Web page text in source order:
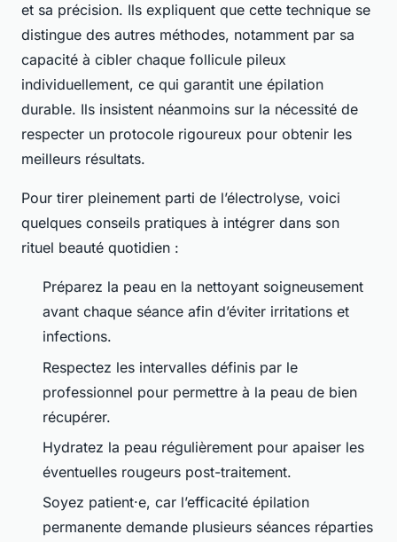
et sa précision. Ils expliquent que cette technique se
distingue des autres méthodes, notamment par sa
capacité à cibler chaque follicule pileux
individuellement, ce qui garantit une épilation
durable. Ils insistent néanmoins sur la nécessité de
respecter un protocole rigoureux pour obtenir les
meilleurs résultats.
Pour tirer pleinement parti de l’électrolyse, voici
quelques conseils pratiques à intégrer dans son
rituel beauté quotidien :
Préparez la peau en la nettoyant soigneusement
avant chaque séance afin d’éviter irritations et
infections.
Respectez les intervalles définis par le
professionnel pour permettre à la peau de bien
récupérer.
Hydratez la peau régulièrement pour apaiser les
éventuelles rougeurs post-traitement.
Soyez patient·e, car l’efficacité épilation
permanente demande plusieurs séances réparties